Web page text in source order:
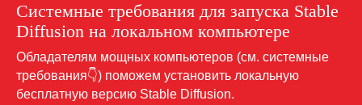
Системные требования для запуска Stable
Diffusion на локальном компьютере
Обладателям мощных компьютеров (см. системные
требования👇) поможем установить локальную
бесплатную версию Stable Diffusion.